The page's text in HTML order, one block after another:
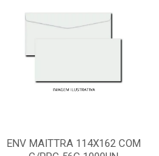
ENV MAITTRA 114X162 COM